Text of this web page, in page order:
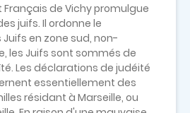
Français de Vichy promulgue
juifs. Il ordonne le
en zone sud, non-
les Juifs sont sommés de
Les déclarations de judéité
essentiellement des
résidant à Marseille, ou